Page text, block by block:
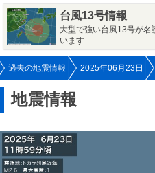
台風13号情報
大型で強い台風13号が
います
過去の地震情報 2025年06月23日
地震情報